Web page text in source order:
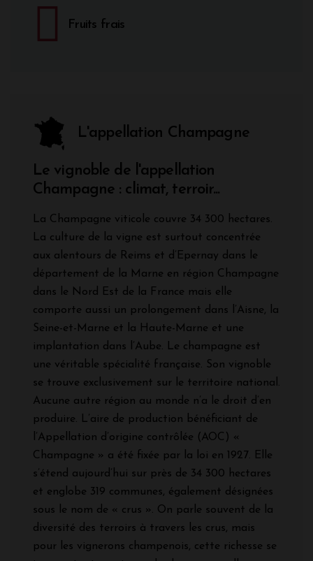
Fruits frais
L'appellation Champagne
Le vignoble de l'appellation
Champagne : climat, terroir...
La Champagne viticole couvre 34 300 hectares.
La culture de la vigne est surtout concentrée
aux alentours de Reims et d’Epernay dans le
département de la Marne en région Champagne
dans le Nord Est de la France mais elle
comporte aussi un prolongement dans l’Aisne, la
Seine-et-Marne et la Haute-Marne et une
implantation dans l’Aube. Le champagne est
une véritable spécialité française. Son vignoble
se trouve exclusivement sur le territoire national.
Aucune autre région au monde n’a le droit d’en
produire. L’aire de production bénéficiant de
l’Appellation d’origine contrôlée (AOC) «
Champagne » a été fixée par la loi en 1927. Elle
s’étend aujourd’hui sur près de 34 300 hectares
et englobe 319 communes, également désignées
sous le nom de « crus ». On parle souvent de la
diversité des terroirs à travers les crus, mais
pour les vignerons champenois, cette richesse se